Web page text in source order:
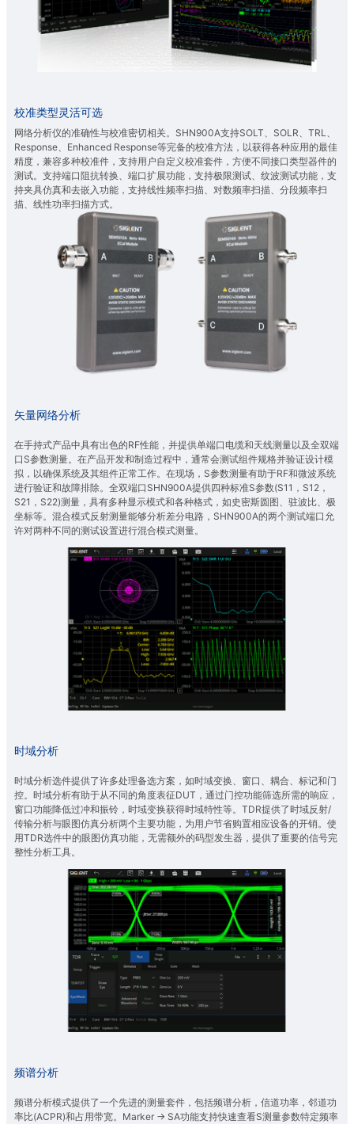
校准类型灵活可选
网络分析仪的准确性与校准密切相关。SHN900A支持SOLT、SOLR、TRL、
Response、Enhanced Response等完备的校准方法，以获得各种应用的最佳
精度，兼容多种校准件，支持用户自定义校准套件，方便不同接口类型器件的
测试。支持端口阻抗转换、端口扩展功能，支持极限测试、纹波测试功能，支
持夹具仿真和去嵌入功能，支持线性频率扫描、对数频率扫描、分段频率扫
描、线性功率扫描方式。
矢量网络分析
在手持式产品中具有出色的RF性能，并提供单端口电缆和天线测量以及全双端
口S参数测量。在产品开发和制造过程中，通常会测试组件规格并验证设计模
拟，以确保系统及其组件正常工作。在现场，S参数测量有助于RF和微波系统
进行验证和故障排除。全双端口SHN900A提供四种标准S参数(S11，S12，
S21，S22)测量，具有多种显示模式和各种格式，如史密斯圆图、驻波比、极
坐标等。混合模式反射测量能够分析差分电路，SHN900A的两个测试端口允
许对两种不同的测试设置进行混合模式测量。
时域分析
时域分析选件提供了许多处理备选方案，如时域变换、窗口、耦合、标记和门
控。时域分析有助于从不同的角度表征DUT，通过门控功能筛选所需的响应，
窗口功能降低过冲和振铃，时域变换获得时域特性等。TDR提供了时域反射/
传输分析与眼图仿真分析两个主要功能，为用户节省购置相应设备的开销。使
用TDR选件中的眼图仿真功能，无需额外的码型发生器，提供了重要的信号完
整性分析工具。
频谱分析
频谱分析模式提供了一个先进的测量套件，包括频谱分析，信道功率，邻道功
率比(ACPR)和占用带宽。Marker → SA功能支持快速查看S测量参数特定频率